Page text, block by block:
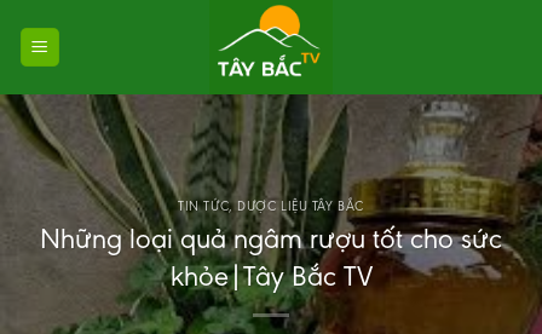
TIN TỨC, DƯỢC LIỆU TÂY BẮC
Những loại quả ngâm rượu tốt cho sức
khỏe|Tây Bắc TV